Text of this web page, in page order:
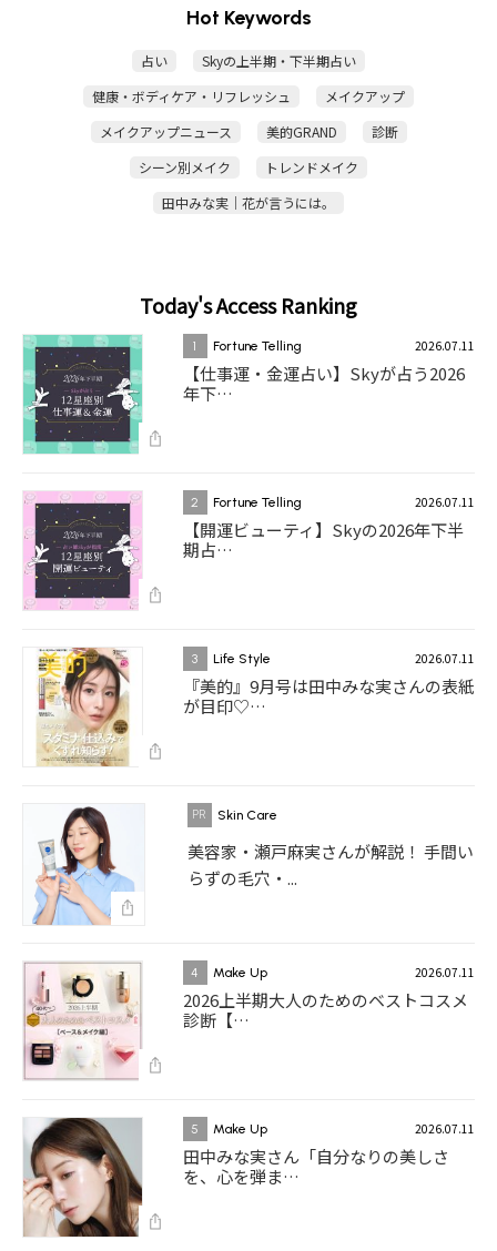
Hot Keywords
占い
Skyの上半期・下半期占い
健康・ボディケア・リフレッシュ
メイクアップ
メイクアップニュース
美的GRAND
診断
シーン別メイク
トレンドメイク
田中みな実｜花が言うには。
Today's Access Ranking
1 Fortune Telling 2026.07.11
【仕事運・金運占い】Skyが占う2026
年下…
2 Fortune Telling 2026.07.11
【開運ビューティ】Skyの2026年下半
期占…
3 Life Style 2026.07.11
『美的』9月号は田中みな実さんの表紙
が目印♡…
Skin Care
美容家・瀬戸麻実さんが解説！ 手間い
らずの毛穴・...
4 Make Up 2026.07.11
2026上半期大人のためのベストコスメ
診断【…
5 Make Up 2026.07.11
田中みな実さん「自分なりの美しさ
を、心を弾ま…